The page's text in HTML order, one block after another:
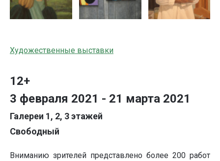
Художественные выставки
12+
3 февраля 2021 - 21 марта 2021
Галереи 1, 2, 3 этажей
Свободный
Вниманию зрителей представлено более 200 работ